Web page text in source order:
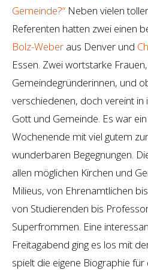
Gemeinde?“ Neben vielen
Referenten hatten zwei einen
Bolz-Weber aus Denver und
Essen. Zwei wortstarke
Gemeindegründerinnen, und
verschiedenen, doch vereint
Gott und Gemeinde. Es war
Wochenende mit viel gutem
wunderbaren Begegnungen.
allen möglichen Kirchen und
Milieus, von Ehrenamtlichen
von Studierenden bis
Superfrommen. Eine
Freitagabend ging es los mit
spielt die eigene Biographie